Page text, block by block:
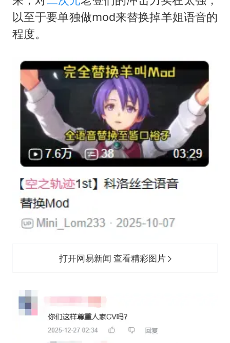
以至于要单独做mod来替换掉羊姐语音的
程度。
打开网易新闻 查看精彩图片